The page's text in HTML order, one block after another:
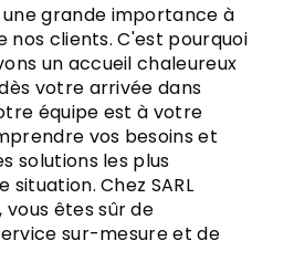
grande importance à
nos clients. C'est pourquoi
un accueil chaleureux
votre arrivée dans
équipe est à votre
vos besoins et
solutions les plus
Chez SARL
êtes sûr de
sur-mesure et de